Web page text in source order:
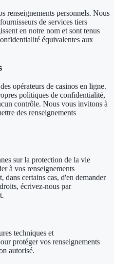
renseignements personnels. Nous
de services tiers
en notre nom et sont tenus
équivalentes aux
opérateurs de casinos en ligne.
politiques de confidentialité,
contrôle. Nous vous invitons à
des renseignements
sur la protection de la vie
à vos renseignements
dans certains cas, d'en demander
écrivez-nous par
techniques et
protéger vos renseignements
autorisé.